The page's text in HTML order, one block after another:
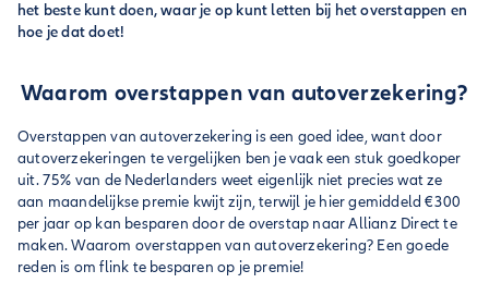
het beste kunt doen, waar je op kunt letten bij het overstappen en
hoe je dat doet!
Waarom overstappen van autoverzekering?
Overstappen van autoverzekering is een goed idee, want door
autoverzekeringen te vergelijken ben je vaak een stuk goedkoper
uit. 75% van de Nederlanders weet eigenlijk niet precies wat ze
aan maandelijkse premie kwijt zijn, terwijl je hier gemiddeld €300
per jaar op kan besparen door de overstap naar Allianz Direct te
maken. Waarom overstappen van autoverzekering? Een goede
reden is om flink te besparen op je premie!